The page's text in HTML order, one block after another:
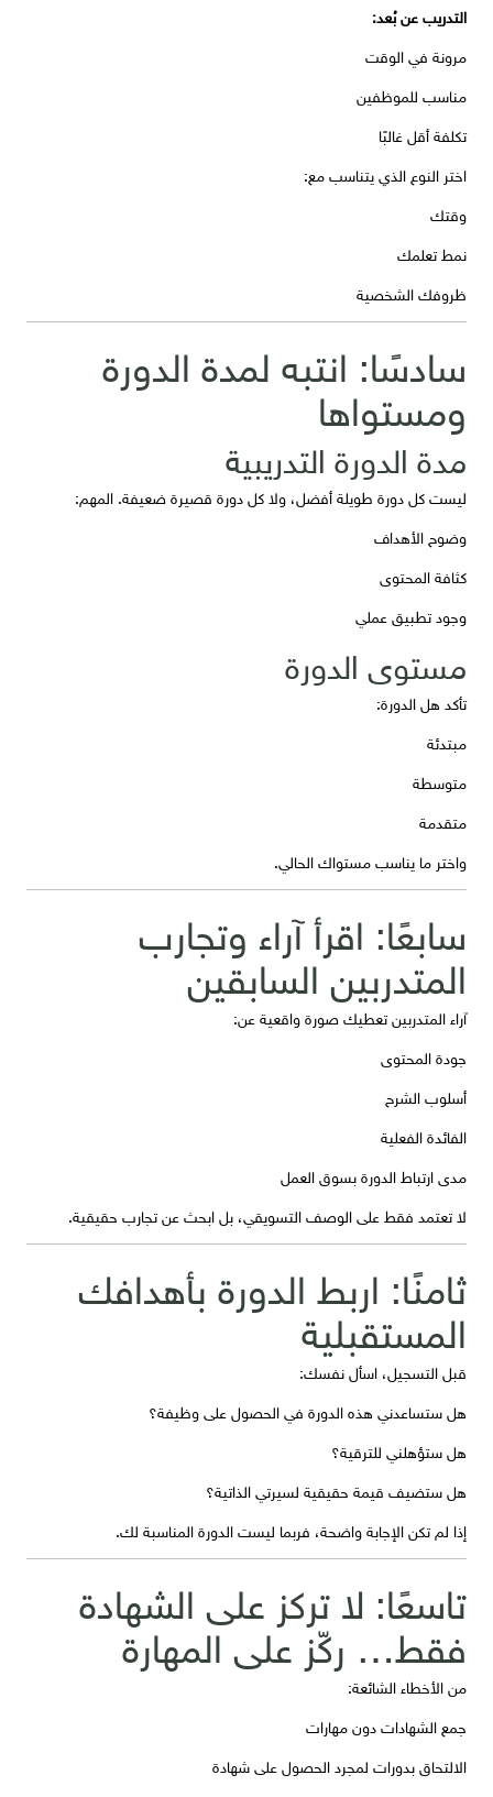
التدريب عن بُعد:
مرونة في الوقت
مناسب للموظفين
تكلفة أقل غالبًا
اختر النوع الذي يتناسب مع:
وقتك
نمط تعلمك
ظروفك الشخصية
سادسًا: انتبه لمدة الدورة
ومستواها
مدة الدورة التدريبية
ليست كل دورة طويلة أفضل، ولا كل دورة قصيرة ضعيفة. المهم:
وضوح الأهداف
كثافة المحتوى
وجود تطبيق عملي
مستوى الدورة
تأكد هل الدورة:
مبتدئة
متوسطة
متقدمة
واختر ما يناسب مستواك الحالي.
سابعًا: اقرأ آراء وتجارب
المتدربين السابقين
آراء المتدربين تعطيك صورة واقعية عن:
جودة المحتوى
أسلوب الشرح
الفائدة الفعلية
مدى ارتباط الدورة بسوق العمل
لا تعتمد فقط على الوصف التسويقي، بل ابحث عن تجارب حقيقية.
ثامنًا: اربط الدورة بأهدافك
المستقبلية
قبل التسجيل، اسأل نفسك:
هل ستساعدني هذه الدورة في الحصول على وظيفة؟
هل ستؤهلني للترقية؟
هل ستضيف قيمة حقيقية لسيرتي الذاتية؟
إذا لم تكن الإجابة واضحة، فربما ليست الدورة المناسبة لك.
تاسعًا: لا تركز على الشهادة
فقط… ركّز على المهارة
من الأخطاء الشائعة:
جمع الشهادات دون مهارات
الالتحاق بدورات لمجرد الحصول على شهادة